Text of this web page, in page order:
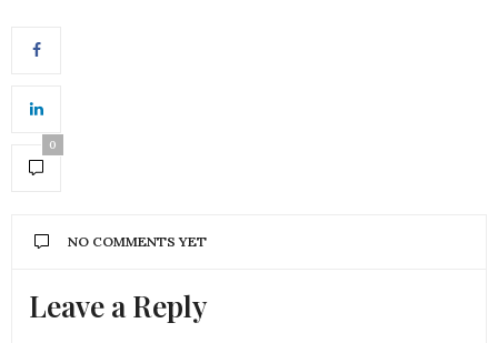
0
NO COMMENTS YET
Leave a Reply